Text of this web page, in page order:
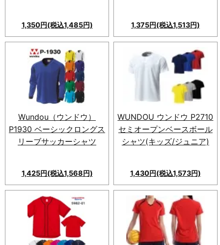
1,350円(税込1,485円)
【スポーツやビジネスに最適
な】速乾ドライ長袖ポロシャ
ツ！吸汗性・UVカット機能付
き。日本人サイズ。カジュアル
から店舗ユニフォームまで幅広
い用途に対応。
1,375円(税込1,513円)
Wundou（ウンドウ）
P1930 ベーシックロングス
リーブサッカーシャツ
1,425円(税込1,568円)
WUNDOU ウンドウ P2710
セミオープンベースボール
シャツ(キッズ/ジュニア)
1,430円(税込1,573円)